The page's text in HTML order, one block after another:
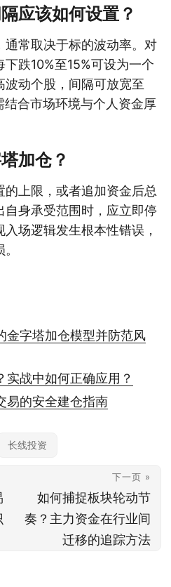
应该如何设置？
通常取决于标的波动率。对
跌10%至15%可设为一个
动个股，间隔可放宽至
合市场环境与个人资金厚
加仓？
上限，或者追加资金后总
身承受范围时，应立即停
场逻辑发生根本性错误，
金字塔加仓模型并防范风
战中如何正确应用？
易的安全建仓指南
长线投资
下一页 »
如何捕捉板块轮动节
奏？主力资金在行业间
迁移的追踪方法